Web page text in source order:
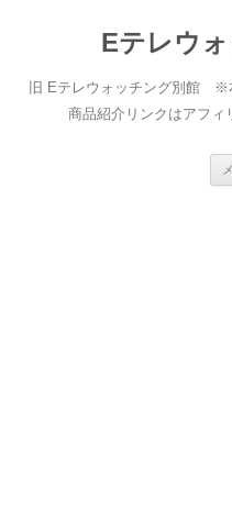
Eテレウ
旧 Eテレウォッチング別館 ※
商品紹介リンクはアフィ